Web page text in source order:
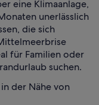
eine Klimaanlage,
unerlässlich
die sich
für Familien oder
suchen.
der Nähe von